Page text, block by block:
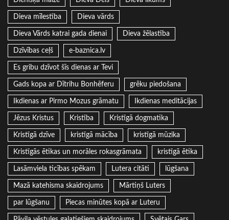
Dieva mīlestība Dieva vārds
Dieva Vārds katrai gada dienai Dieva žēlastība
Dzīvības ceļš e-baznica.lv
Es gribu dzīvot šīs dienas ar Tevi
Gads kopa ar Dītrihu Bonhēferu grēku piedošana
Ikdienas ar Pirmo Mozus grāmatu Ikdienas meditācijas
Jēzus Kristus Kristība Kristīgā dogmatika
Kristīgā dzīve kristīgā mācība kristīgā mūzika
Kristīgās ētikas un morāles rokasgrāmata kristīgā ētika
Lasāmviela ticības spēkam Lutera citāti lūgšana
Mazā katehisma skaidrojums Mārtiņš Luters
par lūgšanu Piecas minūtes kopā ar Luteru